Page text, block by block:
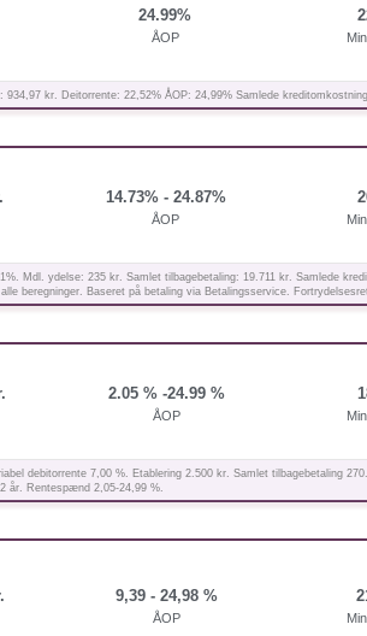
24.99%
ÅOP
kr. Deitorrente: 22,52% ÅOP: 24,99% Samlede
14.73% - 24.87%
ÅOP
Mdl. ydelse: 235 kr. Samlet tilbagebetaling: 19.711 kr. Samlede
beregninger. Baseret på betaling via Betalingsservice.
2.05 % -24.99 %
ÅOP
debitorrente 7,00 %. Etablering 2.500 kr. Samlet tilbagebetaling
år. Rentespænd 2,05-24,99 %.
9,39 - 24,98 %
ÅOP